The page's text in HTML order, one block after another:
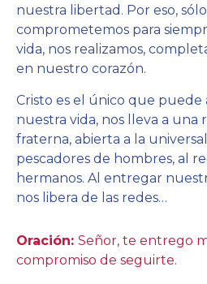
nuestra libertad. Por eso,
comprometemos para
vida, nos realizamos,
en nuestro corazón.
Cristo es el único que
nuestra vida, nos lleva a una
fraterna, abierta a la
pescadores de hombres, al
hermanos. Al entregar
nos libera de las redes…
Oración: Señor, te entrego
compromiso de seguirte.